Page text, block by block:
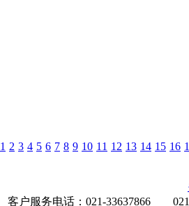
1 2 3 4 5 6 7 8 9 10 11 12 13 14 15 16
客户服务电话：021-33637866